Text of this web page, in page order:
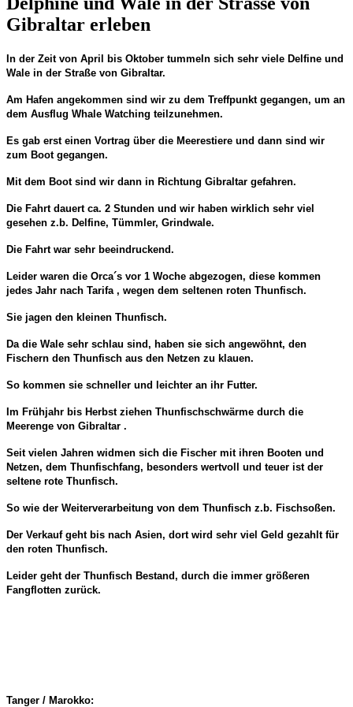
Gibraltar erleben
In der Zeit von April bis Oktober tummeln sich sehr viele Delfine und
Wale in der Straße von Gibraltar.
Am Hafen angekommen sind wir zu dem Treffpunkt gegangen, um an
dem Ausflug Whale Watching teilzunehmen.
Es gab erst einen Vortrag über die Meerestiere und dann sind wir
zum Boot gegangen.
Mit dem Boot sind wir dann in Richtung Gibraltar gefahren.
Die Fahrt dauert ca. 2 Stunden und wir haben wirklich sehr viel
gesehen z.b. Delfine, Tümmler, Grindwale.
Die Fahrt war sehr beeindruckend.
Leider waren die Orca´s vor 1 Woche abgezogen, diese kommen
jedes Jahr nach Tarifa , wegen dem seltenen roten Thunfisch.
Sie jagen den kleinen Thunfisch.
Da die Wale sehr schlau sind, haben sie sich angewöhnt, den
Fischern den Thunfisch aus den Netzen zu klauen.
So kommen sie schneller und leichter an ihr Futter.
Im Frühjahr bis Herbst ziehen Thunfischschwärme durch die
Meerenge von Gibraltar .
Seit vielen Jahren widmen sich die Fischer mit ihren Booten und
Netzen, dem Thunfischfang, besonders wertvoll und teuer ist der
seltene rote Thunfisch.
So wie der Weiterverarbeitung von dem Thunfisch z.b. Fischsoßen.
Der Verkauf geht bis nach Asien, dort wird sehr viel Geld gezahlt für
den roten Thunfisch.
Leider geht der Thunfisch Bestand, durch die immer größeren
Fangflotten zurück.
Tanger / Marokko: